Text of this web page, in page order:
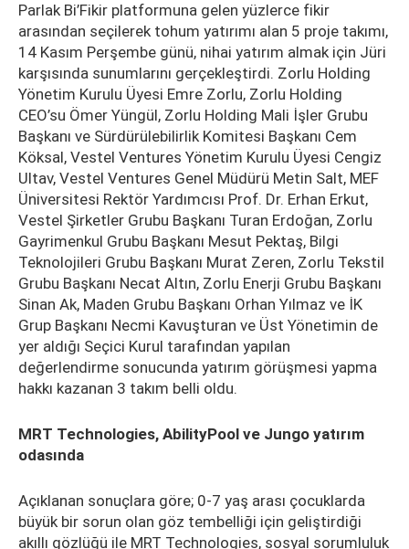
Parlak Bi’Fikir platformuna gelen yüzlerce fikir
arasından seçilerek tohum yatırımı alan 5 proje takımı,
14 Kasım Perşembe günü, nihai yatırım almak için Jüri
karşısında sunumlarını gerçekleştirdi. Zorlu Holding
Yönetim Kurulu Üyesi Emre Zorlu, Zorlu Holding
CEO’su Ömer Yüngül, Zorlu Holding Mali İşler Grubu
Başkanı ve Sürdürülebilirlik Komitesi Başkanı Cem
Köksal, Vestel Ventures Yönetim Kurulu Üyesi Cengiz
Ultav, Vestel Ventures Genel Müdürü Metin Salt, MEF
Üniversitesi Rektör Yardımcısı Prof. Dr. Erhan Erkut,
Vestel Şirketler Grubu Başkanı Turan Erdoğan, Zorlu
Gayrimenkul Grubu Başkanı Mesut Pektaş, Bilgi
Teknolojileri Grubu Başkanı Murat Zeren, Zorlu Tekstil
Grubu Başkanı Necat Altın, Zorlu Enerji Grubu Başkanı
Sinan Ak, Maden Grubu Başkanı Orhan Yılmaz ve İK
Grup Başkanı Necmi Kavuşturan ve Üst Yönetimin de
yer aldığı Seçici Kurul tarafından yapılan
değerlendirme sonucunda yatırım görüşmesi yapma
hakkı kazanan 3 takım belli oldu.
MRT Technologies, AbilityPool ve Jungo yatırım
odasında
Açıklanan sonuçlara göre; 0-7 yaş arası çocuklarda
büyük bir sorun olan göz tembelliği için geliştirdiği
akıllı gözlüğü ile MRT Technologies, sosyal sorumluluk